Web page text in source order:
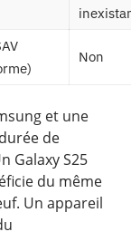
Non
et une
de
Galaxy S25
du même
Un appareil